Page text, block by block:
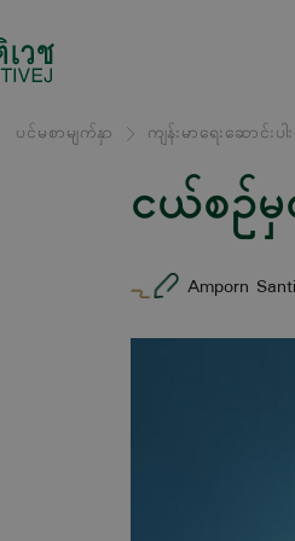
ပင်မစာမျက်နှာ ကျန်းမာရေးဆောင်းပါး
ငယ်စဉ်မှ
Amporn